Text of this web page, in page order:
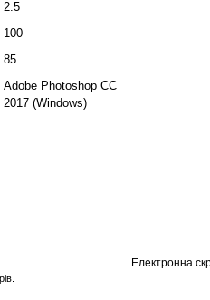
2.5
100
85
Adobe Photoshop CC
2017 (Windows)
Електронна